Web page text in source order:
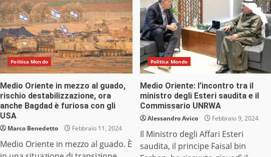
Politica Mondo
Medio Oriente in mezzo al guado,
rischio destabilizzazione, ora
anche Bagdad è furiosa con gli
USA
Marco Benedetto Febbraio 11, 2024
Medio Oriente in mezzo al guado. È
Politica Mondo
Medio Oriente: l’incontro tra il
ministro degli Esteri saudita e il
Commissario UNRWA
Alessandro Avico Febbraio 9, 2024
Il Ministro degli Affari Esteri
saudita, il principe Faisal bin